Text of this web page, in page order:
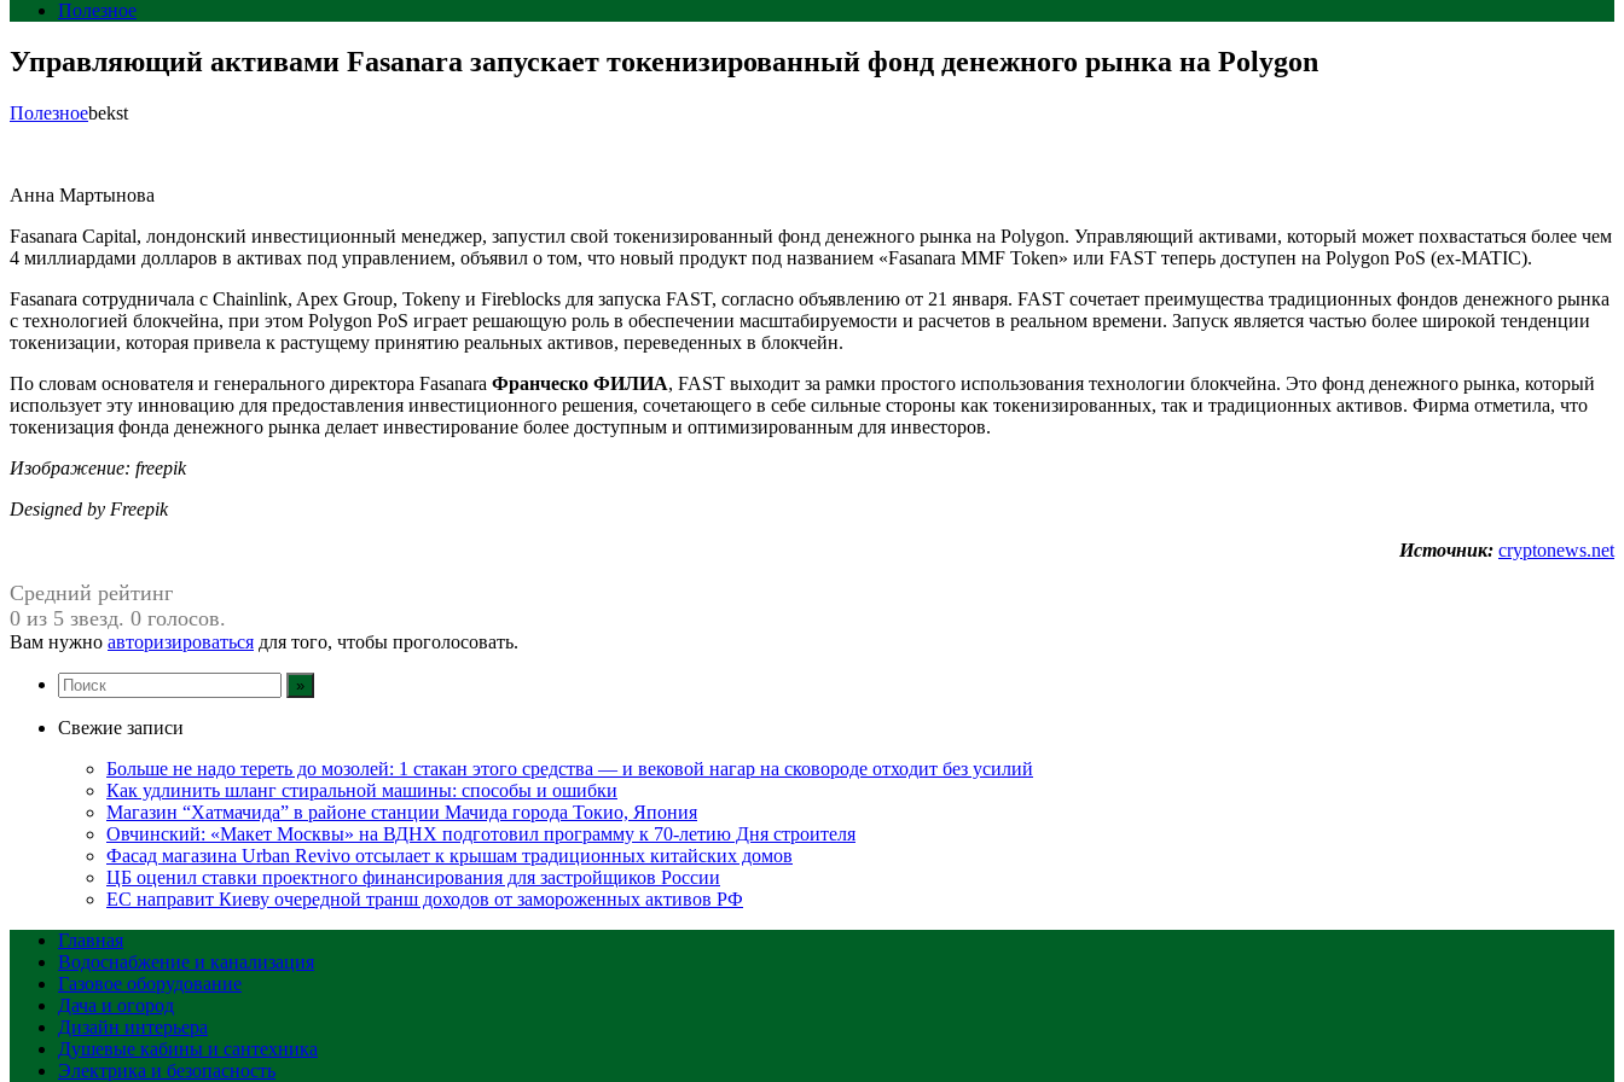
Полезное
Управляющий активами Fasanara запускает токенизированный фонд денежного рынка на Polygon
Полезноеbekst
Анна Мартынова
Fasanara Capital, лондонский инвестиционный менеджер, запустил свой токенизированный фонд денежного рынка на Polygon. Управляющий активами, который может похвастаться более чем
4 миллиардами долларов в активах под управлением, объявил о том, что новый продукт под названием «Fasanara MMF Token» или FAST теперь доступен на Polygon PoS (ex-MATIC).
Fasanara сотрудничала с Chainlink, Apex Group, Tokeny и Fireblocks для запуска FAST, согласно объявлению от 21 января. FAST сочетает преимущества традиционных фондов денежного рынка
с технологией блокчейна, при этом Polygon PoS играет решающую роль в обеспечении масштабируемости и расчетов в реальном времени. Запуск является частью более широкой тенденции
токенизации, которая привела к растущему принятию реальных активов, переведенных в блокчейн.
По словам основателя и генерального директора Fasanara Франческо ФИЛИА, FAST выходит за рамки простого использования технологии блокчейна. Это фонд денежного рынка, который
использует эту инновацию для предоставления инвестиционного решения, сочетающего в себе сильные стороны как токенизированных, так и традиционных активов. Фирма отметила, что
токенизация фонда денежного рынка делает инвестирование более доступным и оптимизированным для инвесторов.
Изображение: freepik
Designed by Freepik
Источник: cryptonews.net
Средний рейтинг
0 из 5 звезд. 0 голосов.
Вам нужно авторизироваться для того, чтобы проголосовать.
Свежие записи
Больше не надо тереть до мозолей: 1 стакан этого средства — и вековой нагар на сковороде отходит без усилий
Как удлинить шланг стиральной машины: способы и ошибки
Магазин “Хатмачида” в районе станции Мачида города Токио, Япония
Овчинский: «Макет Москвы» на ВДНХ подготовил программу к 70-летию Дня строителя
Фасад магазина Urban Revivo отсылает к крышам традиционных китайских домов
ЦБ оценил ставки проектного финансирования для застройщиков России
ЕС направит Киеву очередной транш доходов от замороженных активов РФ
Главная
Водоснабжение и канализация
Газовое оборудование
Дача и огород
Дизайн интерьера
Душевые кабины и сантехника
Электрика и безопасность